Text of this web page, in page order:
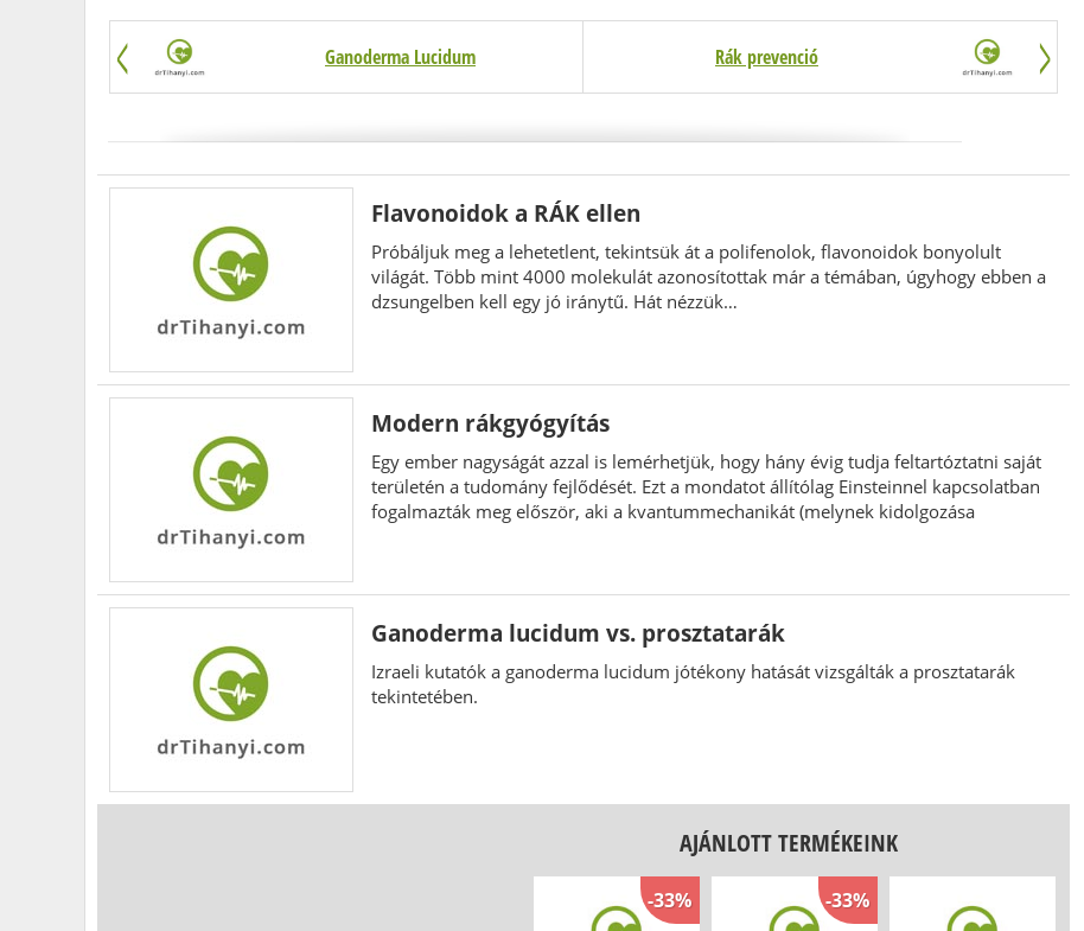
Ganoderma Lucidum Rák prevenció
Flavonoidok a RÁK ellen
Próbáljuk meg a lehetetlent, tekintsük át a polifenolok, flavonoidok bonyolult
világát. Több mint 4000 molekulát azonosítottak már a témában, úgyhogy ebben a
dzsungelben kell egy jó iránytű. Hát nézzük…
Modern rákgyógyítás
Egy ember nagyságát azzal is lemérhetjük, hogy hány évig tudja feltartóztatni saját
területén a tudomány fejlődését. Ezt a mondatot állítólag Einsteinnel kapcsolatban
fogalmazták meg először, aki a kvantummechanikát (melynek kidolgozása
Ganoderma lucidum vs. prosztatarák
Izraeli kutatók a ganoderma lucidum jótékony hatását vizsgálták a prosztatarák
tekintetében.
AJÁNLOTT TERMÉKEINK
-33% -33%